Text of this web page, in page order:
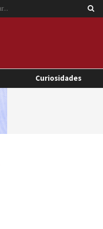
Curiosidades